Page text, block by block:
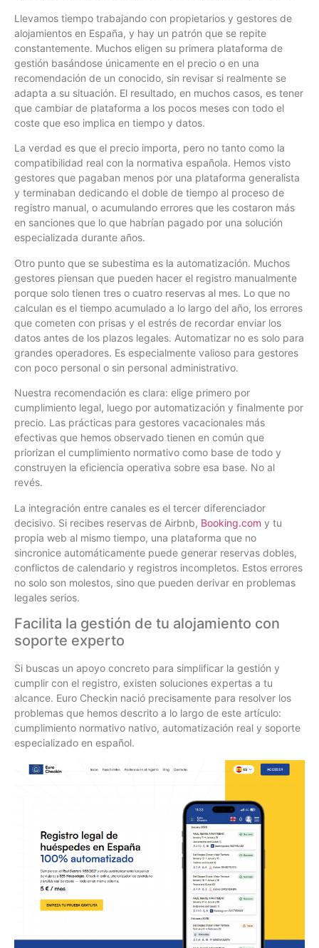
Llevamos tiempo trabajando con propietarios y gestores de
alojamientos en España, y hay un patrón que se repite
constantemente. Muchos eligen su primera plataforma de
gestión basándose únicamente en el precio o en una
recomendación de un conocido, sin revisar si realmente se
adapta a su situación. El resultado, en muchos casos, es tener
que cambiar de plataforma a los pocos meses con todo el
coste que eso implica en tiempo y datos.
La verdad es que el precio importa, pero no tanto como la
compatibilidad real con la normativa española. Hemos visto
gestores que pagaban menos por una plataforma generalista
y terminaban dedicando el doble de tiempo al proceso de
registro manual, o acumulando errores que les costaron más
en sanciones que lo que habrían pagado por una solución
especializada durante años.
Otro punto que se subestima es la automatización. Muchos
gestores piensan que pueden hacer el registro manualmente
porque solo tienen tres o cuatro reservas al mes. Lo que no
calculan es el tiempo acumulado a lo largo del año, los errores
que cometen con prisas y el estrés de recordar enviar los
datos antes de los plazos legales. Automatizar no es solo para
grandes operadores. Es especialmente valioso para gestores
con poco personal o sin personal administrativo.
Nuestra recomendación es clara: elige primero por
cumplimiento legal, luego por automatización y finalmente por
precio. Las prácticas para gestores vacacionales más
efectivas que hemos observado tienen en común que
priorizan el cumplimiento normativo como base de todo y
construyen la eficiencia operativa sobre esa base. No al
revés.
La integración entre canales es el tercer diferenciador
decisivo. Si recibes reservas de Airbnb, Booking.com y tu
propia web al mismo tiempo, una plataforma que no
sincronice automáticamente puede generar reservas dobles,
conflictos de calendario y registros incompletos. Estos errores
no solo son molestos, sino que pueden derivar en problemas
legales serios.
Facilita la gestión de tu alojamiento con
soporte experto
Si buscas un apoyo concreto para simplificar la gestión y
cumplir con el registro, existen soluciones expertas a tu
alcance. Euro Checkin nació precisamente para resolver los
problemas que hemos descrito a lo largo de este artículo:
cumplimiento normativo nativo, automatización real y soporte
especializado en español.